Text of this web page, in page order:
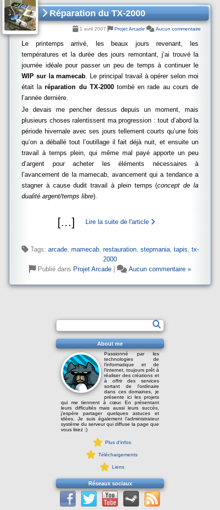
Réparation du TX-2000
1 avril 2007 Projet Arcade Aucun commentaire
Le printemps arrivé, les beaux jours revenant, les
températures et la durée des jours remontant, j’ai trouvé la
journée idéale pour passer un peu de temps à continuer le
WIP sur la mamecab. Le principal travail à opérer selon moi
était laréparation du TX-2000tombé en rade au cours de
l’année dernière.
Je devais me pencher dessus depuis un moment, mais
plusieurs choses ralentissent ma progression : tout d’abord la
période hivernale avec ses jours tellement courts qu’une fois
qu’on a déballé tout l’outillage il fait déjà nuit, et ensuite un
travail à temps plein, qui même mal payé apporte un peu
d’argent pour acheter les éléments nécessaires à
l’avancement de la mamecab, avancement qui a tendance a
stagner à cause dudit travail à plein temps (concept de la
dualité argent/temps libre).
[…] Lire la suite de l'article
Tags: arcade, mamecab, restauration, stepmania, tapis, tx-
2000
Publié dans Projet Arcade Aucun commentaire »
About me
Passionné par les
technologies de
l'informatique et de
l'internet, toujours prêt à
réaliser des créations et
à offrir des services
sortant de l'ordinaire
dans ces domaines, je
présente ici les projets
qui me tiennent à cœur. En présentant
leurs difficultés mais aussi leurs succès,
j'espère partager quelques astuces et
idées. Je suis également l'administrateur
système du serveur qui diffuse la page que
vous lisez :)
Plus d'infos
Téléchargements
Liens
Réseaux sociaux